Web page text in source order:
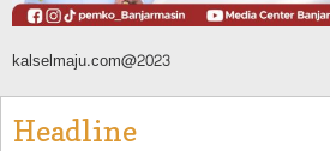
kalselmaju.com@2023
Headline